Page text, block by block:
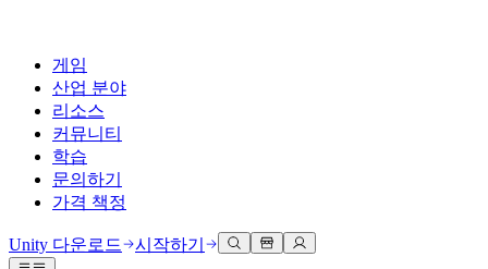
게임
산업 분야
리소스
커뮤니티
학습
문의하기
가격 책정
Unity 다운로드 시작하기